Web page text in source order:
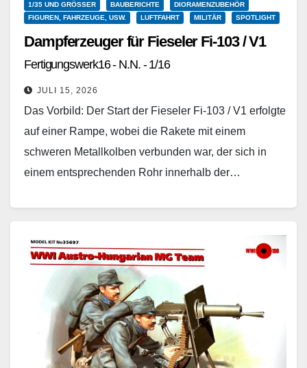
1/35 UND GRÖSSER BAUBERICHTE
DIORAMENZUBEHÖR
FIGUREN, FAHRZEUGE, USW.
LUFTFAHRT MILITÄR SPOTLIGHT
Dampferzeuger für Fieseler Fi-103 / V1
Fertigungswerk16 - N.N. - 1/16
JULI 15, 2026
Das Vorbild: Der Start der Fieseler Fi-103 / V1 erfolgte
auf einer Rampe, wobei die Rakete mit einem
schweren Metallkolben verbunden war, der sich in
einem entsprechenden Rohr innerhalb der…